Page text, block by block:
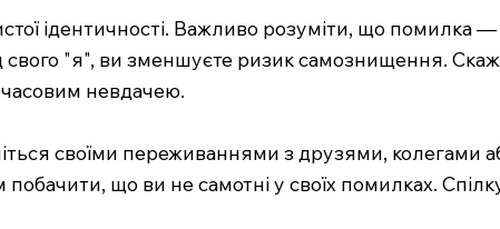
ідентичності. Важливо розуміти, що помилка
свого "я", ви зменшуєте ризик самознищення.
невдачею.
своїми переживаннями з друзями, колегами
що ви не самотні у своїх помилках.